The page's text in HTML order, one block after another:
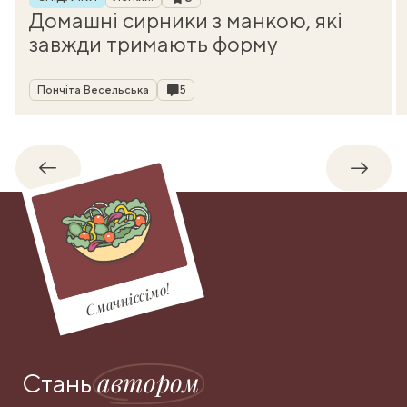
Домашні сирники з манкою, які
завжди тримають форму
Автор
Пончіта Весельська Коментарі
5
Назад
Смачніссімо!
Станьавтором